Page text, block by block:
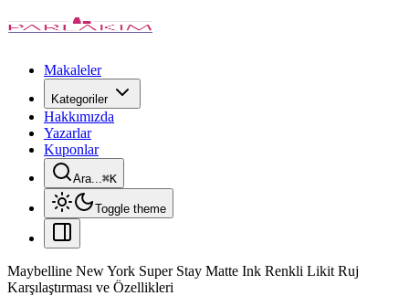
Makaleler
Kategoriler
Hakkımızda
Yazarlar
Kuponlar
Ara...⌘K
Toggle theme
Maybelline New York Super Stay Matte Ink Renkli Likit Ruj
Karşılaştırması ve Özellikleri